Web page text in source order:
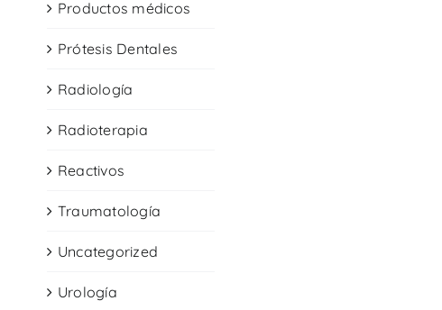
Productos médicos
Prótesis Dentales
Radiología
Radioterapia
Reactivos
Traumatología
Uncategorized
Urología